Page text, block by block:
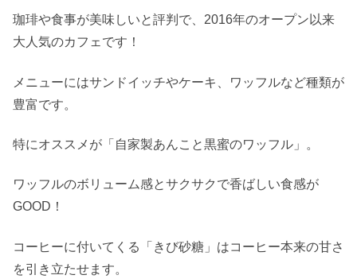
珈琲や食事が美味しいと評判で、2016年のオープン以来
大人気のカフェです！
メニューにはサンドイッチやケーキ、ワッフルなど種類が
豊富です。
特にオススメが「自家製あんこと黒蜜のワッフル」。
ワッフルのボリューム感とサクサクで香ばしい食感が
GOOD！
コーヒーに付いてくる「きび砂糖」はコーヒー本来の甘さ
を引き立たせます。